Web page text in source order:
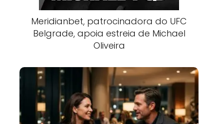
Meridianbet, patrocinadora do UFC
Belgrade, apoia estreia de Michael
Oliveira